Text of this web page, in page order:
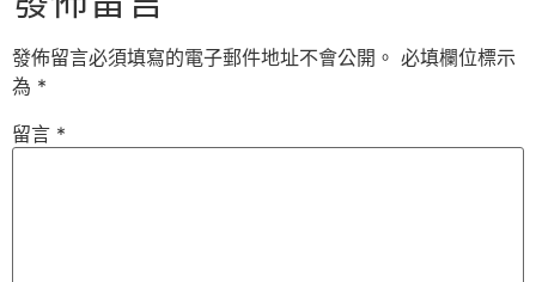
發佈留言必須填寫的電子郵件地址不會公開。 必填欄位標示
為 *
留言 *